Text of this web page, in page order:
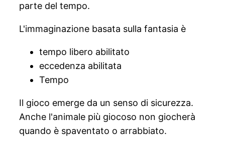
parte del tempo.
L'immaginazione basata sulla fantasia è
tempo libero abilitato
eccedenza abilitata
Tempo
Il gioco emerge da un senso di sicurezza.
Anche l'animale più giocoso non giocherà
quando è spaventato o arrabbiato.